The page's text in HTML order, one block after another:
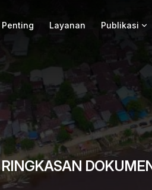
Penting Layanan Publikasi
RINGKASAN